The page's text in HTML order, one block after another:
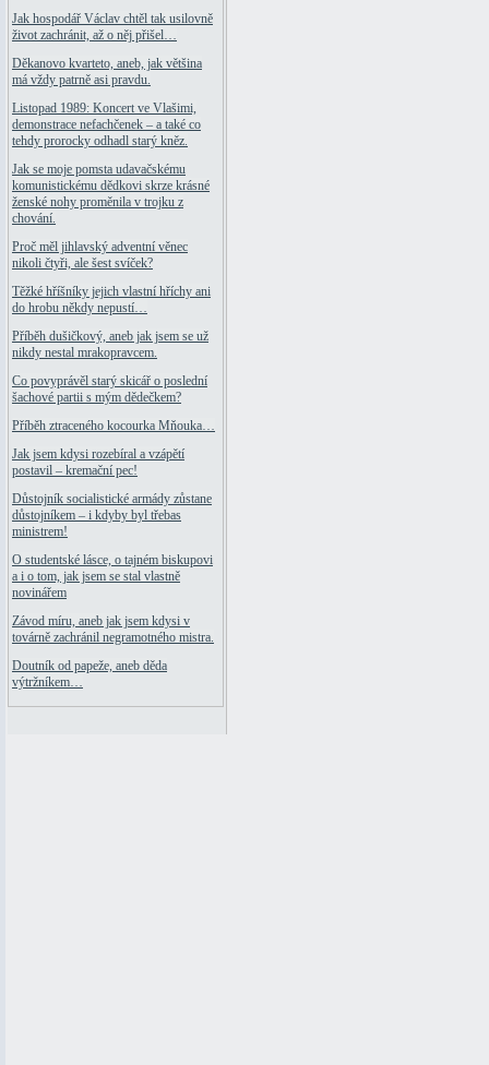
Jak hospodář Václav chtěl tak usilovně
život zachránit, až o něj přišel…
Děkanovo kvarteto, aneb, jak většina
má vždy patrně asi pravdu.
Listopad 1989: Koncert ve Vlašimi,
demonstrace nefachčenek – a také co
tehdy prorocky odhadl starý kněz.
Jak se moje pomsta udavačskému
komunistickému dědkovi skrze krásné
ženské nohy proměnila v trojku z
chování.
Proč měl jihlavský adventní věnec
nikoli čtyři, ale šest svíček?
Těžké hříšníky jejich vlastní hříchy ani
do hrobu někdy nepustí…
Příběh dušičkový, aneb jak jsem se už
nikdy nestal mrakopravcem.
Co povyprávěl starý skicář o poslední
šachové partii s mým dědečkem?
Příběh ztraceného kocourka Mňouka…
Jak jsem kdysi rozebíral a vzápětí
postavil – kremační pec!
Důstojník socialistické armády zůstane
důstojníkem – i kdyby byl třebas
ministrem!
O studentské lásce, o tajném biskupovi
a i o tom, jak jsem se stal vlastně
novinářem
Závod míru, aneb jak jsem kdysi v
továrně zachránil negramotného mistra.
Doutník od papeže, aneb děda
výtržníkem…